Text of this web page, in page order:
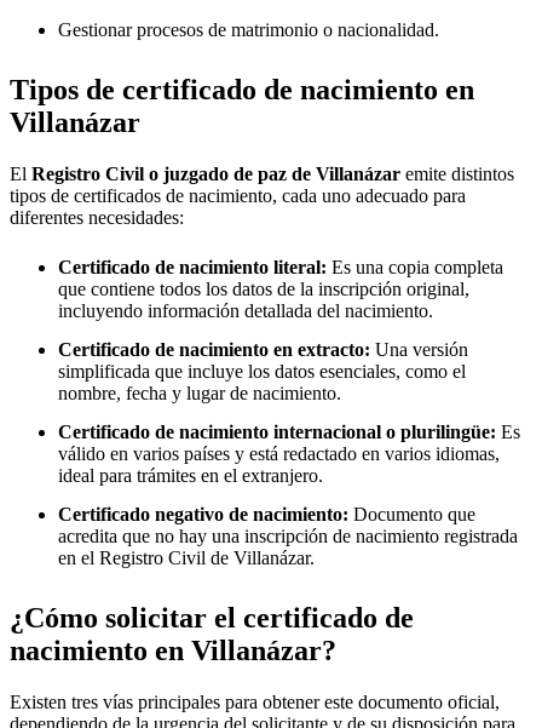
Gestionar procesos de matrimonio o nacionalidad.
Tipos de certificado de nacimiento en
Villanázar
El Registro Civil o juzgado de paz de Villanázar emite distintos
tipos de certificados de nacimiento, cada uno adecuado para
diferentes necesidades:
Certificado de nacimiento literal: Es una copia completa
que contiene todos los datos de la inscripción original,
incluyendo información detallada del nacimiento.
Certificado de nacimiento en extracto: Una versión
simplificada que incluye los datos esenciales, como el
nombre, fecha y lugar de nacimiento.
Certificado de nacimiento internacional o plurilingüe: Es
válido en varios países y está redactado en varios idiomas,
ideal para trámites en el extranjero.
Certificado negativo de nacimiento: Documento que
acredita que no hay una inscripción de nacimiento registrada
en el Registro Civil de Villanázar.
¿Cómo solicitar el certificado de
nacimiento en Villanázar?
Existen tres vías principales para obtener este documento oficial,